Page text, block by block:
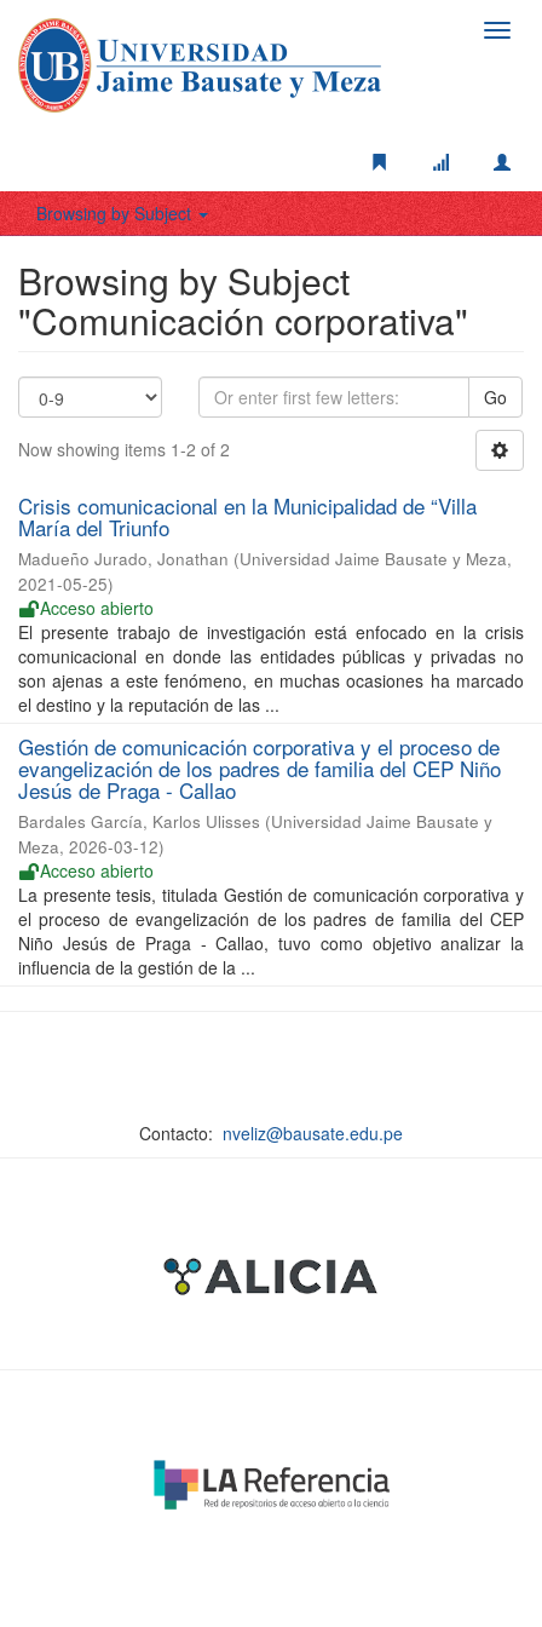
Browsing by Subject
Browsing by Subject
"Comunicación corporativa"
Go
Now showing items 1-2 of 2
Crisis comunicacional en la Municipalidad de “Villa
María del Triunfo
Madueño Jurado, Jonathan (Universidad Jaime Bausate y Meza,
2021-05-25)
Acceso abierto
El presente trabajo de investigación está enfocado en la crisis
comunicacional en donde las entidades públicas y privadas no
son ajenas a este fenómeno, en muchas ocasiones ha marcado
el destino y la reputación de las ...
Gestión de comunicación corporativa y el proceso de
evangelización de los padres de familia del CEP Niño
Jesús de Praga - Callao
Bardales García, Karlos Ulisses (Universidad Jaime Bausate y
Meza, 2026-03-12)
Acceso abierto
La presente tesis, titulada Gestión de comunicación corporativa y
el proceso de evangelización de los padres de familia del CEP
Niño Jesús de Praga - Callao, tuvo como objetivo analizar la
influencia de la gestión de la ...
Contacto: nveliz@bausate.edu.pe